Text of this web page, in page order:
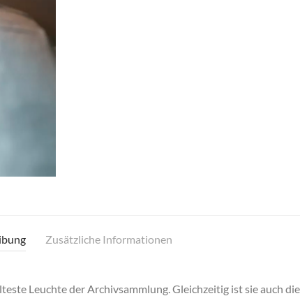
Zusätzliche Informationen
Leuchte der Archivsammlung. Gleichzeitig ist sie auch